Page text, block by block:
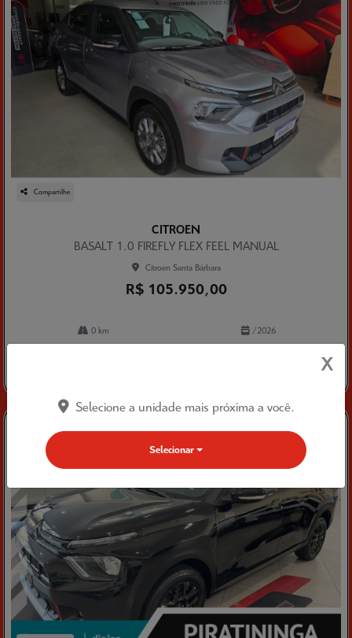
Compartilhe
CITROEN
BASALT 1.0 FIREFLY FLEX FEEL MANUAL
Citroen Santa Bárbara
R$ 105.950,00
0 km /2026
X
Selecione a unidade mais próxima a você.
Selecionar